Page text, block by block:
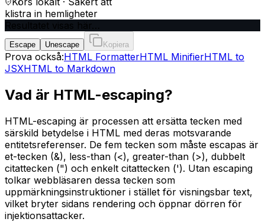
klistra in hemligheter
Escape Unescape Kopiera
Prova också:HTML FormatterHTML MinifierHTML to
JSXHTML to Markdown
Vad är HTML-escaping?
HTML-escaping är processen att ersätta tecken med
särskild betydelse i HTML med deras motsvarande
entitetsreferenser. De fem tecken som måste escapas är
et-tecken (&), less-than (<), greater-than (>), dubbelt
citattecken (") och enkelt citattecken ('). Utan escaping
tolkar webbläsaren dessa tecken som
uppmärkningsinstruktioner i stället för visningsbar text,
vilket bryter sidans rendering och öppnar dörren för
injektionsattacker.